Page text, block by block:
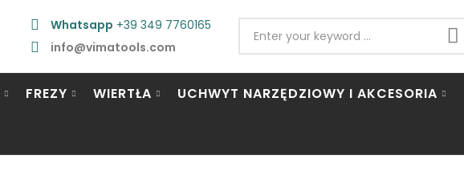
Whatsapp +39 349 7760165
info@vimatools.com
FREZY WIERTŁA UCHWYT NARZĘDZIOWY I AKCESORIA